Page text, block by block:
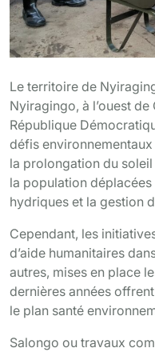
Le territoire de
Nyiragingo, à l’ouest
République
défis
la prolongation du soleil
la population
hydriques et la gestion
Cependant, les
d’aide humanitaires
autres, mises en place
dernières années
le plan santé
Salongo ou travaux